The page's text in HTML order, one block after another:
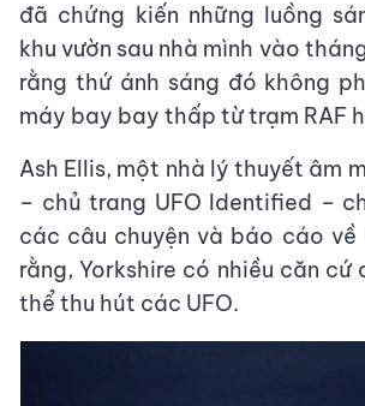
đã chứng kiến những luồng
khu vườn sau nhà mình vào
rằng thứ ánh sáng đó không
máy bay bay thấp từ trạm RAF
Ash Ellis, một nhà lý thuyết âm
– chủ trang UFO Identified –
các câu chuyện và báo cáo về
rằng, Yorkshire có nhiều căn cứ
thể thu hút các UFO.